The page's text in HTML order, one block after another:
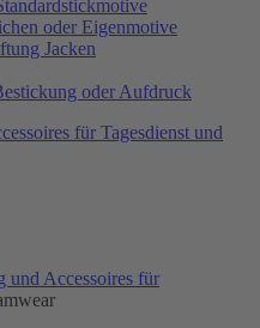
oder Eigenmotive
Jacken
oder Aufdruck
für Tagesdienst und
und Accessoires für